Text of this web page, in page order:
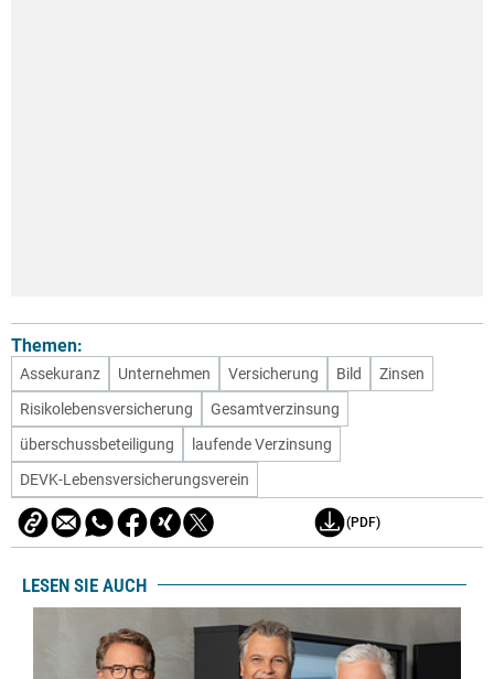
Themen:
Assekuranz Unternehmen Versicherung Bild
Zinsen
Risikolebensversicherung
Gesamtverzinsung
überschussbeteiligung
laufende Verzinsung
DEVK-Lebensversicherungsverein
(PDF)
LESEN SIE AUCH